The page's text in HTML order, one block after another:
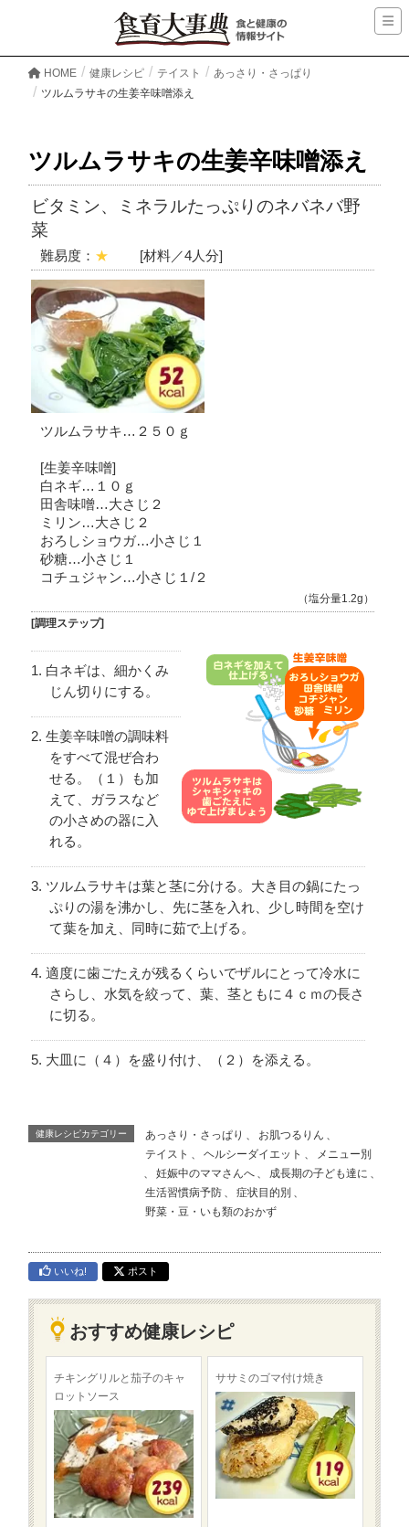
HOME 健康レシピ テイスト
あっさり・さっぱり
ツルムラサキの生姜辛味噌添え
ツルムラサキの生姜辛味噌添え
ビタミン、ミネラルたっぷりのネバネバ野
菜
難易度： ★ [材料／4人分]
ツルムラサキ…２５０ｇ
[生姜辛味噌]
白ネギ…１０ｇ
田舎味噌…大さじ２
ミリン…大さじ２
おろしショウガ…小さじ１
砂糖…小さじ１
コチュジャン…小さじ１/２
（塩分量1.2g）
[調理ステップ]
白ネギは、細かくみ
じん切りにする。
生姜辛味噌の調味料
をすべて混ぜ合わ
せる。（１）も加
えて、ガラスなど
の小さめの器に入
れる。
ツルムラサキは葉と茎に分ける。大き目の鍋にたっ
ぷりの湯を沸かし、先に茎を入れ、少し時間を空け
て葉を加え、同時に茹で上げる。
適度に歯ごたえが残るくらいでザルにとって冷水に
さらし、水気を絞って、葉、茎ともに４ｃｍの長さ
に切る。
大皿に（４）を盛り付け、（２）を添える。
健康レシピカテゴリー あっさり・さっぱり 、 お肌つるりん 、
テイスト 、 ヘルシーダイエット 、
メニュー別
、
妊娠中のママさんへ 、 成長期の子ども達に 、
生活習慣病予防 、 症状目的別 、
野菜・豆・いも類のおかず
いいね! ポスト
おすすめ健康レシピ
チキングリルと茄子のキャ
ロットソース
ササミのゴマ付け焼き